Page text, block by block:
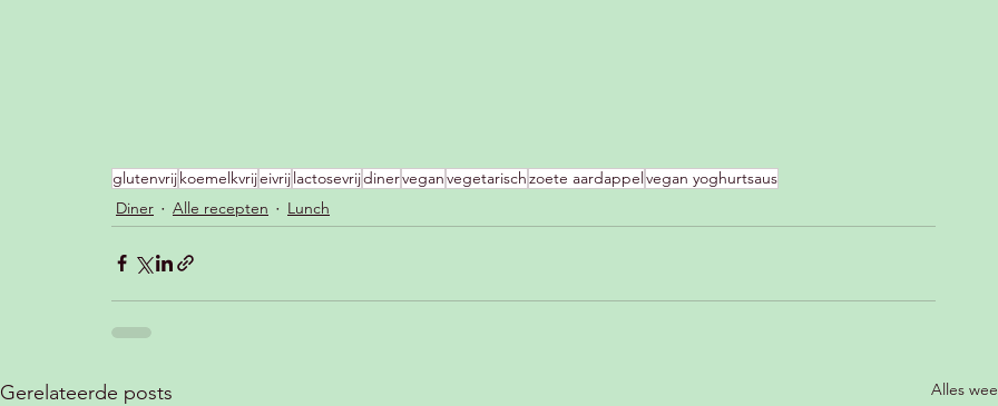
glutenvrijkoemelkvrijeivrijlactosevrijdinerveganvegetarischzoete aardappelvegan yoghurtsaus
Diner
Alle recepten Lunch
Gerelateerde posts Alles